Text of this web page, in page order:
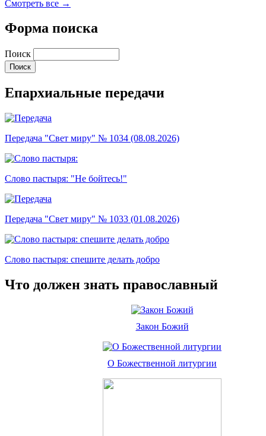
Смотреть все →
Форма поиска
Поиск
Епархиальные передачи
Передача "Свет миру" № 1034 (08.08.2026)
Слово пастыря: "Не бойтесь!"
Передача "Свет миру" № 1033 (01.08.2026)
Слово пастыря: спешите делать добро
Что должен знать православный
Закон Божий
О Божественной литургии